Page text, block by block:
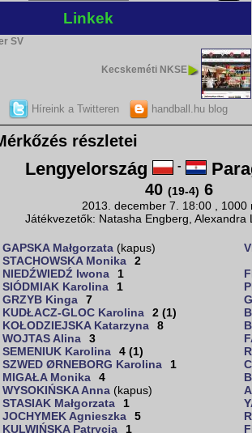
Linkek
SV
Kecskeméti NKSE
Híreink a Twitteren handball.hu blog
részletei
Lengyelország -
40 (19-4) 6
2013. december 7. 18:00 , 1000
Játékvezetők: Natasha Engberg, Alexandra
GAPSKA Małgorzata (kapus)
STACHOWSKA Monika
2
NIEDŹWIEDŹ Iwona
1
SIÓDMIAK Karolina
1
GRZYB Kinga
7
KUDŁACZ-GLOC Karolina
2 (1)
KOŁODZIEJSKA Katarzyna
8
WOJTAS Alina
3
SEMENIUK Karolina
4 (1)
SZWED ØRNEBORG Karolina
1
MIGAŁA Monika
4
WYSOKIŃSKA Anna (kapus)
STASIAK Małgorzata
1
JOCHYMEK Agnieszka
5
KULWIŃSKA Patrycja
1